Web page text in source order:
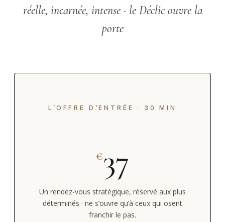
réelle, incarnée, intense · le Déclic ouvre la
porte
L’OFFRE D’ENTRÉE · 30 MIN
€37
Un rendez-vous stratégique, réservé aux plus
déterminés · ne s’ouvre qu’à ceux qui osent
franchir le pas.